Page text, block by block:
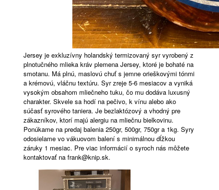
Jersey je exkluzívny holandský termizovaný syr vyrobený z
plnotučného mlieka kráv plemena Jersey, ktoré je bohaté na
smotanu. Má plnú, maslovú chuť s jemne orieškovými tónmi
a krémovú, vláčnu textúru. Syr zreje 5-6 mesiacov a vyniká
vysokým obsahom mliečneho tuku, čo mu dodáva luxusný
charakter. Skvele sa hodí na pečivo, k vínu alebo ako
súčasť syrového taniera. Je bezlaktózový a vhodný pre
zákazníkov, ktorí majú alergiu na mliečnu bielkovinu.
Ponúkame na predaj balenia 250gr, 500gr, 750gr a 1kg. Syry
odosielame vo vákuovom balení s minimálnou dĺžkou
záruky 1 mesiac. Pre viac informácií o syroch nás môžete
kontaktovať na frank@knip.sk.